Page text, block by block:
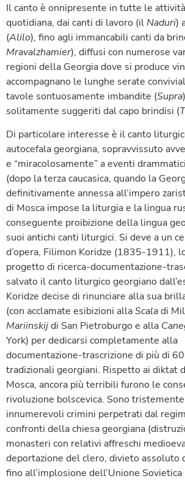
Il canto è onnipresente in tutte le
quotidiana, dai canti di lavoro (ilNaduri)
(Alilo), fino agli immancabili canti da
Mravalzhamier), diffusi con numerose
regioni della Georgia dove si produce
accompagnano le lunghe serate
tavole sontuosamente imbandite (Supra
solitamente suggeriti dal capo brindisi (
Di particolare interesse è il canto
autocefala georgiana, sopravvissuto
e “miracolosamente” a eventi
(dopo la terza caucasica, quando la
definitivamente annessa all’impero
di Mosca impose la liturgia e la lingua
conseguente proibizione della lingua
suoi antichi canti liturgici. Si deve a un
d’opera, Filimon Koridze (1835-1911),
progetto di ricerca-documentazione-
salvato il canto liturgico georgiano
Koridze decise di rinunciare alla sua
(con acclamate esibizioni allaScaladi
Mariinskijdi San Pietroburgo e alla
York) per dedicarsi completamente alla
documentazione-trascrizione di più di
tradizionali georgiani. Rispetto ai diktat
Mosca, ancora più terribili furono le
rivoluzione bolscevica. Sono
innumerevoli crimini perpetrati dal
confronti della chiesa georgiana
monasteri con relativi affreschi
deportazione del clero, divieto assoluto
fino all’implosione dell’Unione